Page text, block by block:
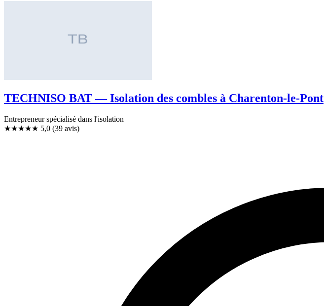
TECHNISO BAT — Isolation des combles à Charenton-le-Pont
Entrepreneur spécialisé dans l'isolation
★★★★★ 5,0 (39 avis)